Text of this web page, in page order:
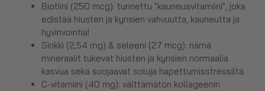
Biotiini (250 mcg): tunnettu "kauneusvitamiini", joka
edistää hiusten ja kynsien vahvuutta, kauneutta ja
hyvinvointia!
Sinkki (2,54 mg) & seleeni (27 mcg): nämä
mineraalit tukevat hiusten ja kynsien normaalia
kasvua sekä suojaavat soluja hapettumisstressiltä.
C-vitamiini (40 mg): välttämätön kollageenin